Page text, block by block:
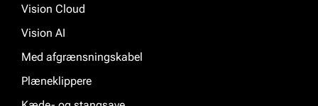
Vision Cloud
Vision AI
Med afgrænsningskabel
Plæneklippere